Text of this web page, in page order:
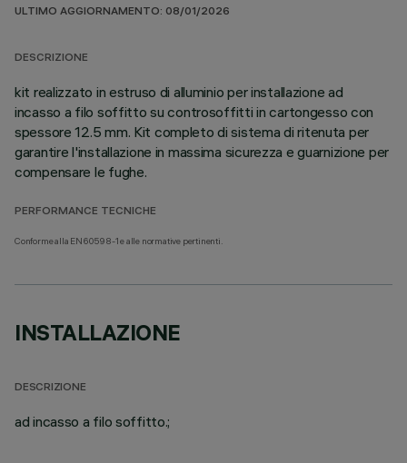
ULTIMO AGGIORNAMENTO: 08/01/2026
DESCRIZIONE
kit realizzato in estruso di alluminio per installazione ad
incasso a filo soffitto su controsoffitti in cartongesso con
spessore 12.5 mm. Kit completo di sistema di ritenuta per
garantire l'installazione in massima sicurezza e guarnizione per
compensare le fughe.
PERFORMANCE TECNICHE
Conforme alla EN60598-1 e alle normative pertinenti.
INSTALLAZIONE
DESCRIZIONE
ad incasso a filo soffitto.;